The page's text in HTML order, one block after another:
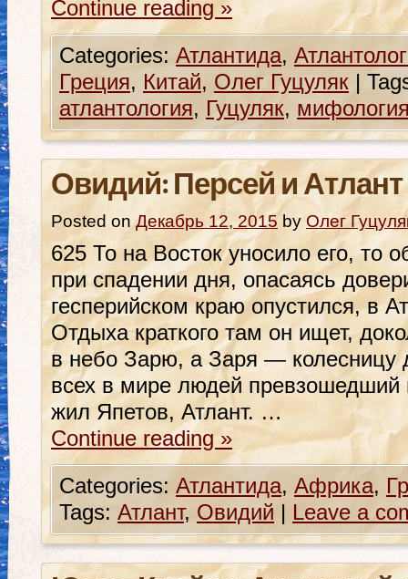
Continue reading »
Categories: Атлантида,
Греция, Китай, Олег Гуцуляк |
атлантология, Гуцуляк,
Овидий: Персей и Атлант
Posted on Декабрь 12, 2015 by Олег
625 То на Восток уносило его, то
при спадении дня, опасаясь
гесперийском краю опустился, в
Отдыха краткого там он ищет,
в небо Зарю, а Заря — колесницу
всех в мире людей
жил Япетов, Атлант. …
Continue reading»
Categories: Атлантида, Африка,
Tags: Атлант, Овидий | Leave a